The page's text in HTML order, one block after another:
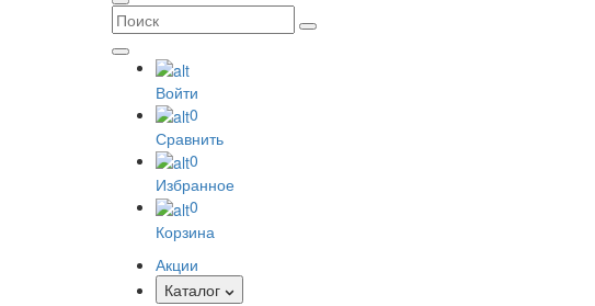
Войти
0
Сравнить
0
Избранное
0
Корзина
Акции
Каталог